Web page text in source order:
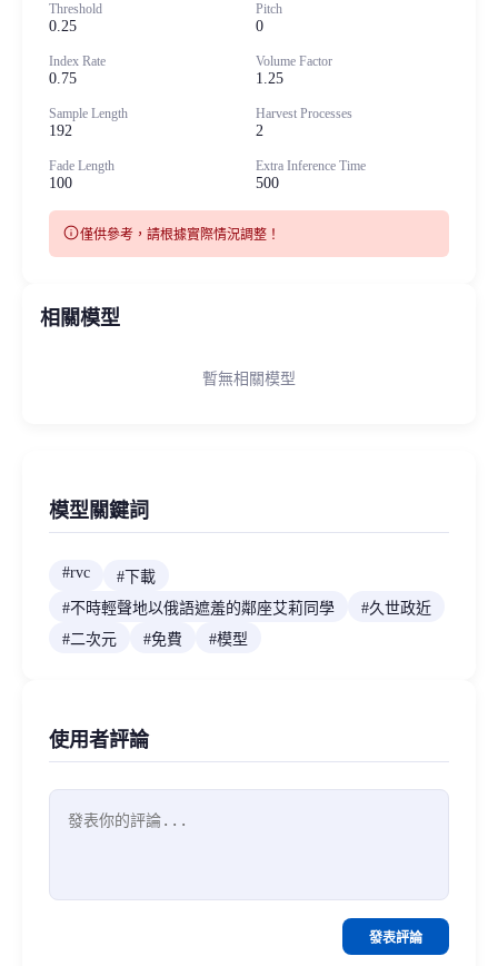
Threshold
0.25
Pitch
0
Index Rate
0.75
Volume Factor
1.25
Sample Length
192
Harvest Processes
2
Fade Length
100
Extra Inference Time
500
info僅供參考，請根據實際情況調整！
相關模型
暫無相關模型
模型關鍵詞
#rvc # 下載
#不時輕聲地以俄語遮羞的鄰座艾莉同學 #久世政近
#二次元 #免費 #模型
使用者評論
發表評論